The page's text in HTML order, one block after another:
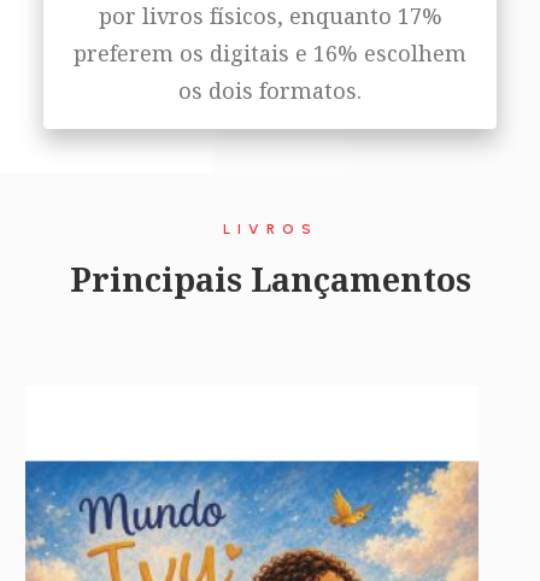
por livros físicos, enquanto 17%
preferem os digitais e 16% escolhem
os dois formatos.
LIVROS
Principais Lançamentos